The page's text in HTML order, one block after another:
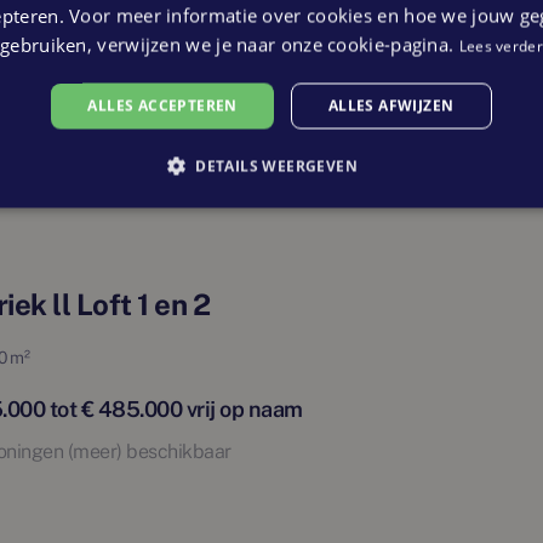
diverse voorzieningen.
NieuwWonenVenlo.
ll Loft 3 t/m 6
tot € 449.000 vrij op naam
(meer) beschikbaar
ll Loft 1 en 2
m²
tot € 485.000 vrij op naam
(meer) beschikbaar
Voor meer informatie over cookies en hoe we jouw
gebruiken, verwijzen we je naar onze cookie-pagina. Lees verder
ALLES ACCEPTEREN ALLES AFWIJZEN
DETAILS WEERGEVEN